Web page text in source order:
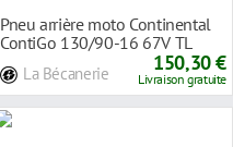
Pneu arrière moto Continental
ContiGo 130/90-16 67V TL
La Bécanerie 150,30 €
Livraison gratuite